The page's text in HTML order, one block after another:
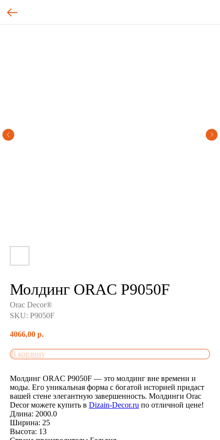
Молдинг ORAC P9050F
Orac Decor®
SKU: P9050F
4066,00 р.
В корзину
Молдинг ORAC P9050F — это молдинг вне времени и
моды. Его уникальная форма с богатой историей придаст
вашей стене элегантную завершенность. Молдинги Orac
Decor можете купить в Dizain-Decor.ru по отличной цене!
Длина: 2000.0
Ширина: 25
Высота: 13